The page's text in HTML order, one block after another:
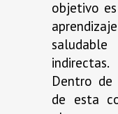
objetivo
indirectas.
Dentro
de esta